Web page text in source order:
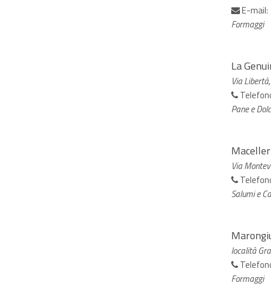
E-mail:
Formaggi
La
Via
Pane e
Via
Salumi e
località
Formaggi